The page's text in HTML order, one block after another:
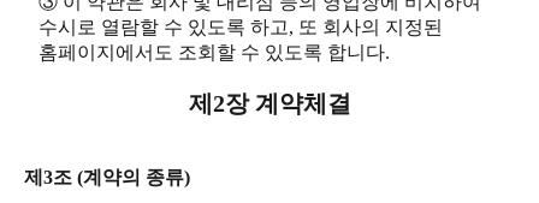
수시로 열람할 수 있도록 하고, 또 회사의 지정된
홈페이지에서도 조회할 수 있도록 합니다.
제2장 계약체결
제3조 (계약의 종류)